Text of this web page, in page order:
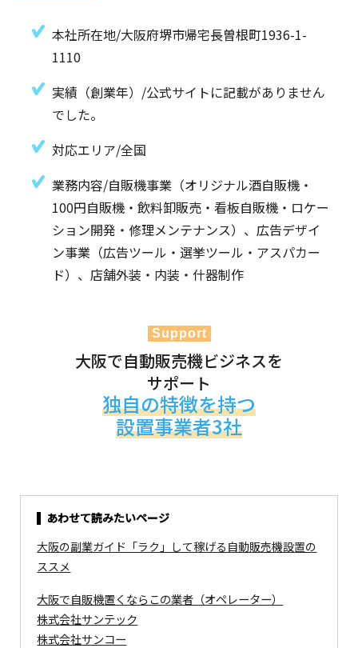
本社所在地/大阪府堺市帰宅長曽根町1936-1-
1110
実績（創業年）/公式サイトに記載がありません
でした。
対応エリア/全国
業務内容/自販機事業（オリジナル酒自販機・
100円自販機・飲料卸販売・看板自販機・ロケー
ション開発・修理メンテナンス）、広告デザイ
ン事業（広告ツール・選挙ツール・アスパカー
ド）、店舗外装・内装・什器制作
Support
大阪で自動販売機ビジネスを
サポート
独自の特徴を持つ
設置事業者3社
あわせて読みたいページ
大阪の副業ガイド「ラク」して稼げる自動販売機設置の
ススメ
大阪で自販機置くならこの業者（オペレーター）
株式会社サンテック
株式会社サンコー